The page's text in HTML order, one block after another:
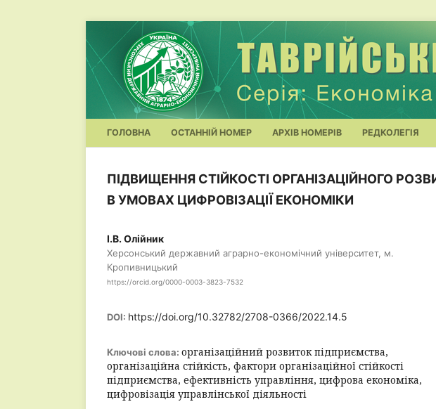
ГОЛОВНА ОСТАННІЙ НОМЕР АРХІВ НОМЕРІВ РЕДКОЛЕГІЯ
ПІДВИЩЕННЯ СТІЙКОСТІ ОРГАНІЗАЦІЙНОГО
В УМОВАХ ЦИФРОВІЗАЦІЇ ЕКОНОМІКИ
І.В. Олійник
Херсонський державний аграрно-економічний університет, м.
Кропивницький
https://orcid.org/0000-0003-3823-7532
DOI: https://doi.org/10.32782/2708-0366/2022.14.5
Ключові слова: організаційний розвиток підприємства,
організаційна стійкість, фактори організаційної стійкості
підприємства, ефективність управління, цифрова економіка,
цифровізація управлінської діяльності